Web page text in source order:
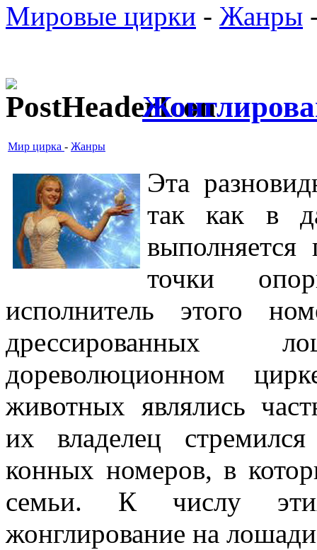
Мировые цирки - Жанры
Мир цирка - Жанры
Эта
так как в
точки
исполнитель этого
дрессированных
дореволюционном
животных являлись
их владелец
конных номеров, в
семьи. К числу
жонглирование на